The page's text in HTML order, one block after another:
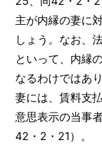
主が内縁の妻に
しょう。なお、
といって、内縁
なるわけではあ
妻には、賃料支
意思表示の当事
42・2・21）。